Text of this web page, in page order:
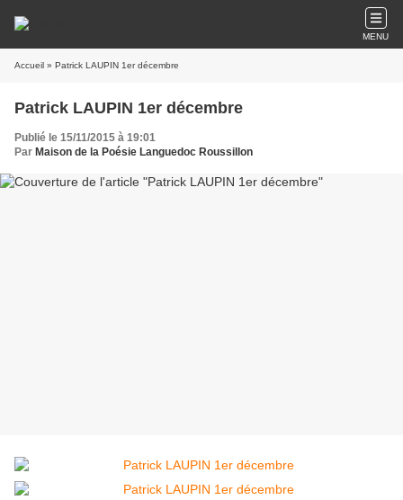
MENU
Accueil » Patrick LAUPIN 1er décembre
Patrick LAUPIN 1er décembre
Publié le 15/11/2015 à 19:01
Par Maison de la Poésie Languedoc Roussillon